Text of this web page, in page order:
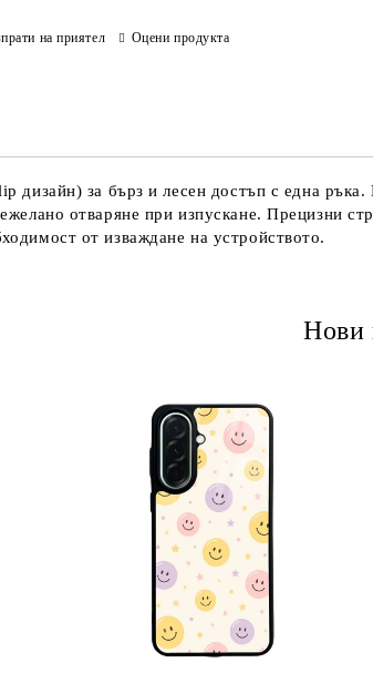
на приятел Оцени продукта
дизайн) за бърз и лесен достъп с една
отваряне при изпускане. Прецизни
от изваждане на устройството.
Нови